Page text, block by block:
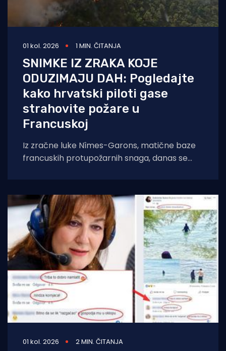
01 kol. 2026 1 MIN. ČITANJA
SNIMKE IZ ZRAKA KOJE
ODUZIMAJU DAH: Pogledajte
kako hrvatski piloti gase
strahovite požare u
Francuskoj
Iz zračne luke Nîmes-Garons, matične baze
francuskih protupožarnih snaga, danas se
01 kol. 2026 2 MIN. ČITANJA